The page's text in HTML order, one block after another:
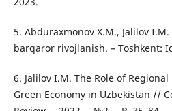
5. Abduraxmonov X.M., Jalilov
barqaror rivojlanish. – Toshkent:
6. Jalilov I.M. The Role of
Green Economy in Uzbekistan //